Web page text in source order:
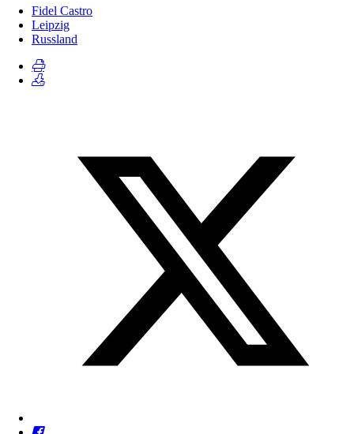
Fidel Castro
Leipzig
Russland